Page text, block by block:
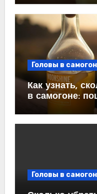
Головы в
Как узнать,
в самогоне:
Головы в